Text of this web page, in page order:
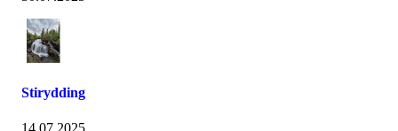
Stirydding
14.07.2025